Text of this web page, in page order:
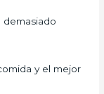
demasiado
y el mejor